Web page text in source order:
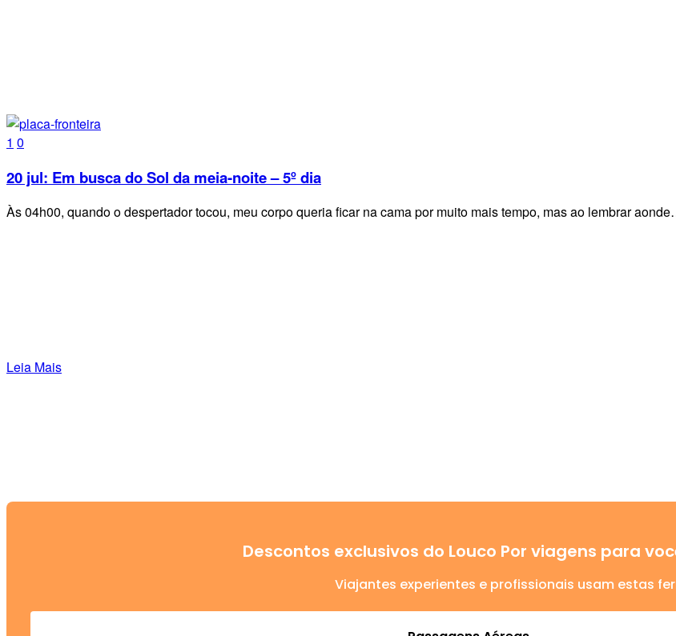
1 0
20 jul: Em busca do Sol da meia-noite – 5º dia
Às 04h00, quando o despertador tocou, meu corpo queria ficar na cama por muito mais tempo, mas ao lembrar
Leia Mais
Descontos exclusivos do Louco Por viagens para
Viajantes experientes e profissionais usam estas